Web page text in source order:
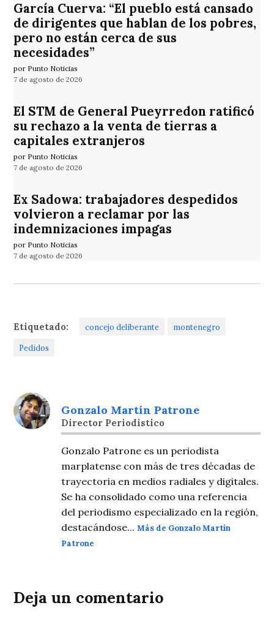
García Cuerva: “El pueblo está cansado
de dirigentes que hablan de los pobres,
pero no están cerca de sus
necesidades”
por Punto Noticias
7 de agosto de 2026
El STM de General Pueyrredon ratificó
su rechazo a la venta de tierras a
capitales extranjeros
por Punto Noticias
7 de agosto de 2026
Ex Sadowa: trabajadores despedidos
volvieron a reclamar por las
indemnizaciones impagas
por Punto Noticias
7 de agosto de 2026
Etiquetado: concejo deliberante montenegro
Pedidos
Gonzalo Martín Patrone
Director Periodistico
Gonzalo Patrone es un periodista
marplatense con más de tres décadas de
trayectoria en medios radiales y digitales.
Se ha consolidado como una referencia
del periodismo especializado en la región,
destacándose...Más de Gonzalo Martín
Patrone
Deja un comentario